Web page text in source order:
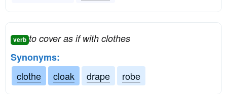
verb to cover as if with clothes
Synonyms:
clothe
cloak drape robe